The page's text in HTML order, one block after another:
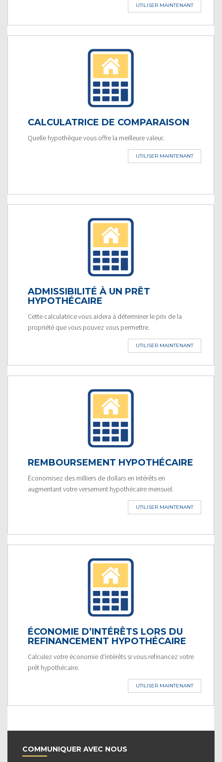
UTILISER MAINTENANT
CALCULATRICE DE COMPARAISON
Quelle hypothèque vous offre la meilleure valeur.
UTILISER MAINTENANT
ADMISSIBILITÉ À UN PRÊT
HYPOTHÉCAIRE
Cette calculatrice vous aidera à déterminer le prix de la
propriété que vous pouvez vous permettre.
UTILISER MAINTENANT
REMBOURSEMENT HYPOTHÉCAIRE
Économisez des milliers de dollars en intérêts en
augmentant votre versement hypothécaire mensuel.
UTILISER MAINTENANT
ÉCONOMIE D’INTÉRÊTS LORS DU
REFINANCEMENT HYPOTHÉCAIRE
Calculez votre économie d’intérêts si vous refinancez votre
prêt hypothécaire.
UTILISER MAINTENANT
COMMUNIQUER AVEC NOUS